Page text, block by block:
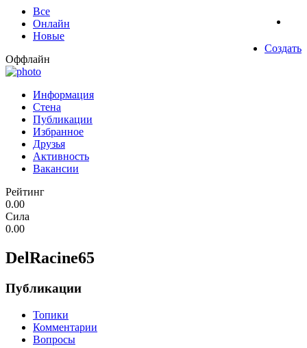
Все
Онлайн
Новые
Создать
Оффлайн
Информация
Стена
Публикации
Избранное
Друзья
Активность
Вакансии
Рейтинг
0.00
Сила
0.00
DelRacine65
Публикации
Топики
Комментарии
Вопросы